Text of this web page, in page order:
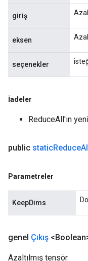
giriş
eksen
seçenekler
İadeler
ReduceAll'ın
public staticReduce
Parametreler
KeepDims
genel Çıkış
Azaltılmış tensör.